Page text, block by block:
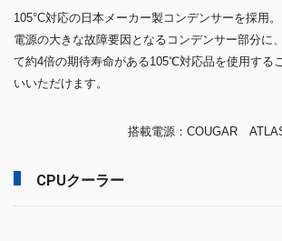
105°C対応の日本メーカー製コンデンサーを採用。
電源の大きな故障要因となるコンデンサー部分に
て約4倍の期待寿命がある105℃対応品を使用する
いいただけます。
搭載電源：COUGAR
CPUクーラー